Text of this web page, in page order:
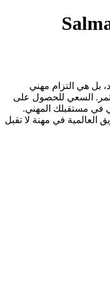
بل هي التزام مهني
السعي للحصول على
في مستقبلك المهني.
في مهنة لا تقبل